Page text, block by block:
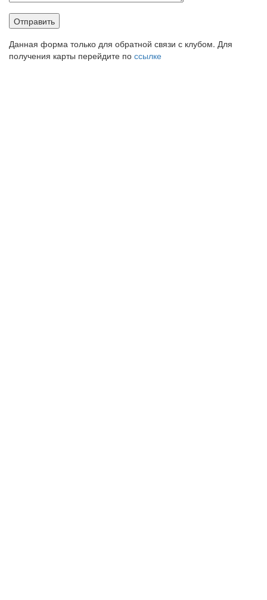
Данная форма только для обратной связи с клубом. Для
получения карты перейдите по ссылке